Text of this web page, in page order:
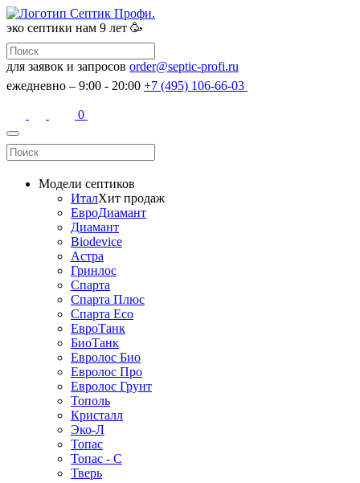
эко септики нам 9 лет 🥳
для заявок и запросов order@septic-profi.ru
ежедневно – 9:00 - 20:00 +7 (495) 106-66-03
0
Модели септиков
ИталХит продаж
ЕвроДиамант
Диамант
Biodevice
Астра
Гринлос
Спарта
Спарта Плюс
Спарта Eco
ЕвроТанк
БиоТанк
Евролос Био
Евролос Про
Евролос Грунт
Тополь
Кристалл
Эко-Л
Топас
Топас - С
Тверь